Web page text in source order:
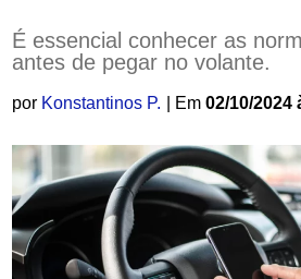
É essencial conhecer as
antes de pegar no volante.
por Konstantinos P. | Em 02/10/2024